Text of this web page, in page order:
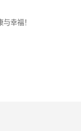
幸福！